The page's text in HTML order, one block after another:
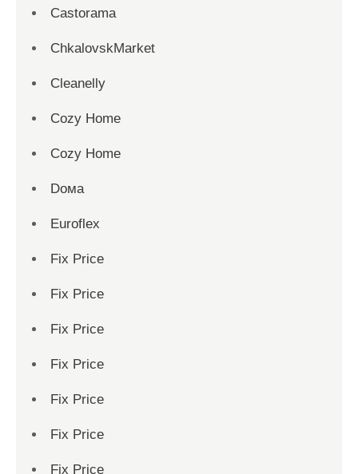
Castorama
ChkalovskMarket
Cleanelly
Cozy Home
Cozy Home
Dома
Euroflex
Fix Price
Fix Price
Fix Price
Fix Price
Fix Price
Fix Price
Fix Price